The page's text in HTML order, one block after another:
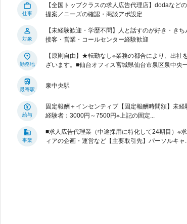
仕事
【全国トップクラスの求人広告代理店】dodaなど
提案／ニーズの確認・商談アポ設定
対象
【未経験歓迎・学歴不問】人と話すのが好き・き
接客・営業・コールセンター経験歓迎
勤務地
【原則自由】★転勤なし※業務の都合により、出社
ざいます。■仙台オフィス宮城県仙台市泉区泉中央一
最寄駅
泉中央駅
給与
固定報酬＋インセンティブ【固定報酬時間額】未
経験者：3000円～7500円※上記の固定...
事業
■求人広告代理業（中途採用に特化して24期目）※
ィアの企画・運営など【主要取引先】パーソルキャ...